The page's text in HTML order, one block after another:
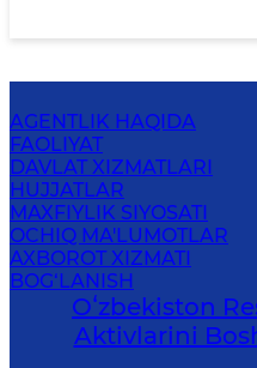
AGENTLIK HAQIDA
FAOLIYAT
DAVLAT XIZMATLARI
HUJJATLAR
MAXFIYLIK SIYOSATI
OCHIQ MA'LUMOTLAR
AXBOROT XIZMATI
BOG‘LANISH
Oʻzbekiston
Aktivlarini